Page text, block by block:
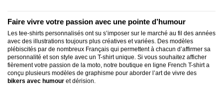
Faire vivre votre passion avec une pointe d’humour
Les tee-shirts personnalisés ont su s’imposer sur le marché au fil des années
avec des illustrations toujours plus créatives et variées. Des modèles
plébiscités par de nombreux Français qui permettent à chacun d’affirmer sa
personnalité et son style avec un T-shirt unique. Si vous souhaitez afficher
fièrement votre passion de la moto, notre boutique en ligne French T-shirt a
conçu plusieurs modèles de graphisme pour aborder l’art de vivre des
bikers avec humour et dérision.